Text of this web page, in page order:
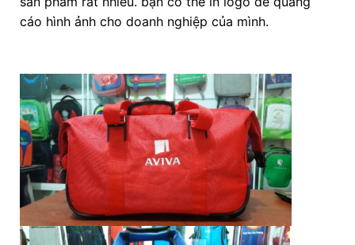
cáo hình ảnh cho doanh nghiệp của mình.